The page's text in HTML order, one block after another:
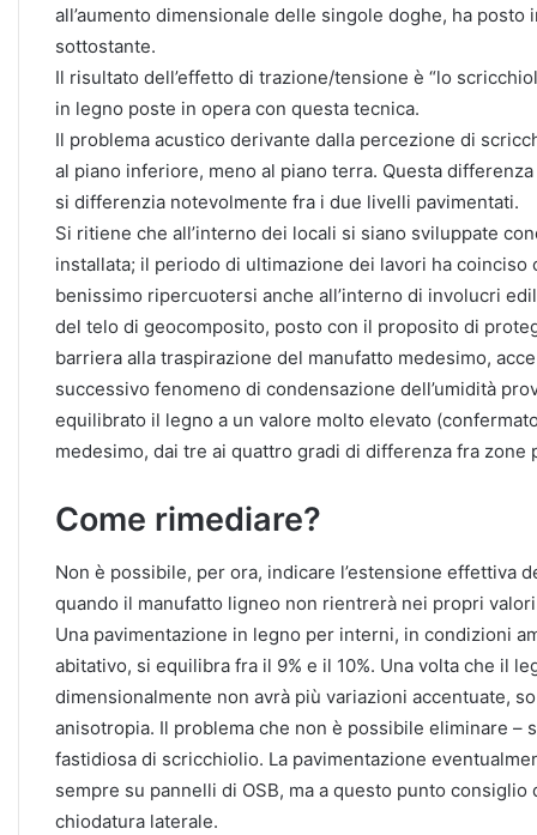
all’aumento dimensionale delle singole doghe, ha
sottostante.
Il risultato dell’effetto di trazione/tensione è “lo
in legno poste in opera con questa tecnica.
Il problema acustico derivante dalla percezione di
al piano inferiore, meno al piano terra. Questa
si differenzia notevolmente fra i due livelli pavimentati.
Si ritiene che all’interno dei locali si siano sviluppate
installata; il periodo di ultimazione dei lavori ha
benissimo ripercuotersi anche all’interno di involucri
del telo di geocomposito, posto con il proposito di
barriera alla traspirazione del manufatto medesimo,
successivo fenomeno di condensazione dell’umidità
equilibrato il legno a un valore molto elevato
medesimo, dai tre ai quattro gradi di differenza fra zone
Come rimediare?
Non è possibile, per ora, indicare l’estensione effettiva
quando il manufatto ligneo non rientrerà nei propri
Una pavimentazione in legno per interni, in condizioni
abitativo, si equilibra fra il 9% e il 10%. Una volta che il
dimensionalmente non avrà più variazioni accentuate,
anisotropia. Il problema che non è possibile eliminare
fastidiosa di scricchiolio. La pavimentazione
sempre su pannelli di OSB, ma a questo punto
chiodatura laterale.